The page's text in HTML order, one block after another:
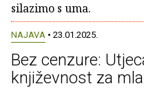
silazimo s uma.
NAJAVA • 23.01.2025.
Bez cenzure:
književnost za